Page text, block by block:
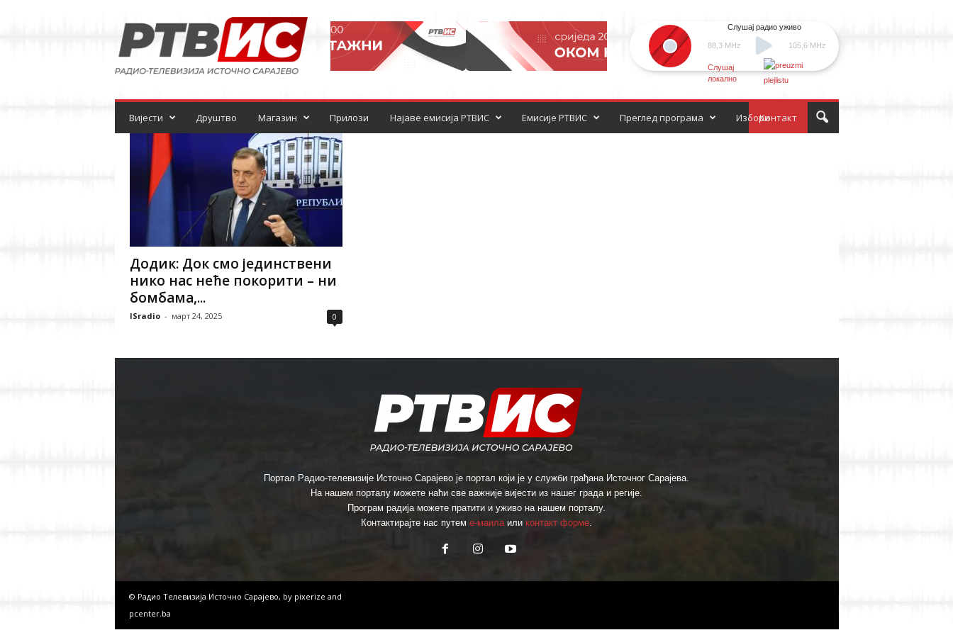
и
о
т
л
88,3 MHz
Слушај радио уживо
105,6 MHz
Слушај
локално
Вијести Друштво Магазин Прилози Најаве емисија РТВИС Емисије РТВИС Контакт
Преглед програма Избори
Додик: Док смо јединствени
нико нас неће покорити – ни
бомбама,...
ISradio - март 24, 2025 0
Портал Радио-телевизије Источно Сарајево је портал који је у служби грађана Источног Сарајева.
На нашем порталу можете наћи све важније вијести из нашег града и регије.
Програм радија можете пратити и уживо на нашем порталу.
Контактирајте нас путем е-маилаили контакт форме.
© Радио Телевизија Источно Сарајево, by pixerize and
pcenter.ba